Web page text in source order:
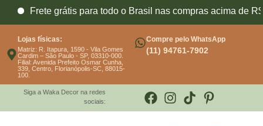
Frete grátis para todo o Brasil nas compras acima de
Lojas físicas:
Matriz: R. Itapura, 1590 - Vila Gomes
Cardim – São Paulo - SP, 03310-000.
Filial: Avenida Prefeito Osmar Cunha,
339, Centro, Florianópolis-SC, 88015-
100.
Compre pelo WhatsApp
(11) 94761-7902
Siga a Waka Decor na redes
sociais: